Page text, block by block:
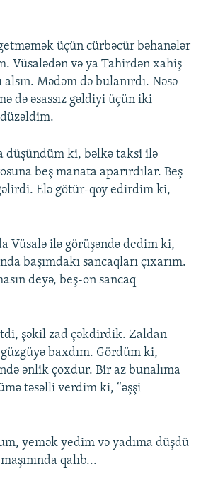
üçün cürbəcür bəhanələr
Vüsalədən və ya Tahirdən xahiş
Mədəm də bulanırdı. Nəsə
də əsassız gəldiyi üçün iki
düşündüm ki, bəlkə taksi ilə
beş manata aparırdılar. Beş
Elə götür-qoy edirdim ki,
Vüsalə ilə görüşəndə dedim ki,
başımdakı sancaqları çıxarım.
deyə, beş-on sancaq
şəkil zad çəkdirdik. Zaldan
baxdım. Gördüm ki,
ənlik çoxdur. Bir az bunalıma
təsəlli verdim ki, “əşşi
yemək yedim və yadıma düşdü
qalıb...